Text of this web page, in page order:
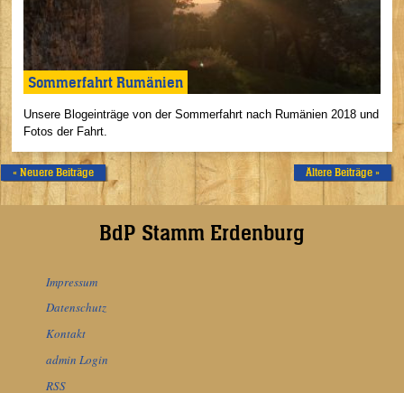
Sommerfahrt Rumänien
Unsere Blogeinträge von der Sommerfahrt nach Rumänien 2018 und
Fotos der Fahrt.
Ältere Beiträge »
« Neuere Beiträge
BdP Stamm Erdenburg
Impressum
Datenschutz
Kontakt
admin Login
RSS